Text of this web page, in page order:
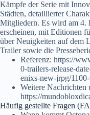
Kämpfe der Serie mit
Städten, detaillierter
Mitgliedern. Es wird am 4.
erscheinen, mit Editionen
über Neuigkeiten auf dem
Trailer sowie die
Referenz: https://
0-trailers-release-
enixs-new-jrpg/
Weitere Nachrichten
https://
Häufig gestellte Fragen